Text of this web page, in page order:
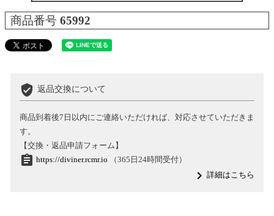
商品番号 65992
verified_user 返品交換について
商品到着後7日以内にご連絡いただければ、対応させていただきま
す。
【交換・返品申請フォーム】
assignment https://diviner.rcmr.io （365日24時間受付）
navigate_next詳細はこちら